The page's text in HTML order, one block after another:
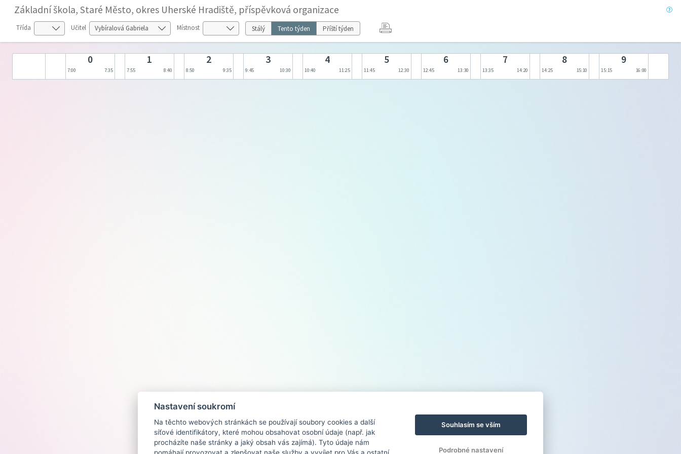
Základní škola, Staré Město, okres Uherské Hradiště, příspěvková organizace
Třída Učitel Místnost Stálý Tento týden Příští týden
0
7:00 7:35
1
7:55 8:40
2
8:50 9:35
3
9:45 10:30
4
10:40 11:25
5
11:45 12:30
6
12:45 13:30
7
13:35 14:20
8
14:25 15:10
9
15:15 16:00
Nastavení soukromí
Na těchto webových stránkách se používají soubory cookies a další
síťové identifikátory, které mohou obsahovat osobní údaje (např. jak
procházíte naše stránky a jaký obsah vás zajímá). Tyto údaje nám
Souhlasím se vším
Podrobné nastavení